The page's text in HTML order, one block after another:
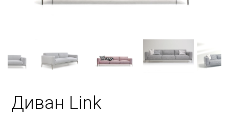
Диван Link